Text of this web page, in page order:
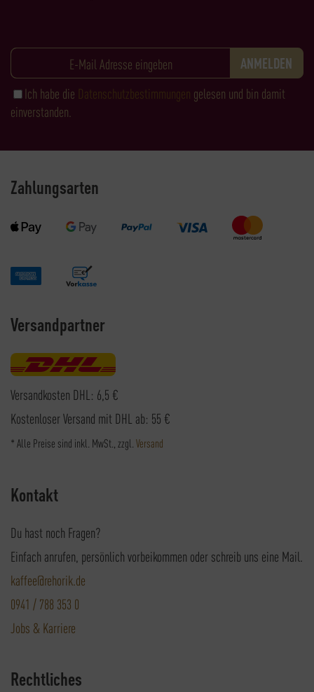
Ich habe die Datenschutzbestimmungen gelesen und bin damit
einverstanden.
Zahlungsarten
Versandpartner
Versandkosten DHL: 6,5 €
Kostenloser Versand mit DHL ab: 55 €
* Alle Preise sind inkl. MwSt., zzgl. Versand
Kontakt
Du hast noch Fragen?
Einfach anrufen, persönlich vorbeikommen oder schreib uns eine Mail.
kaffee@rehorik.de
0941 / 788 353 0
Jobs & Karriere
Rechtliches